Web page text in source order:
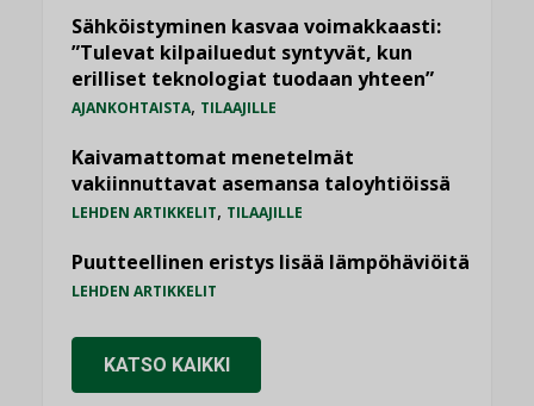
Sähköistyminen kasvaa voimakkaasti:
”Tulevat kilpailuedut syntyvät, kun
erilliset teknologiat tuodaan yhteen”
AJANKOHTAISTA, TILAAJILLE
Kaivamattomat menetelmät
vakiinnuttavat asemansa taloyhtiöissä
LEHDEN ARTIKKELIT, TILAAJILLE
Puutteellinen eristys lisää lämpöhäviöitä
LEHDEN ARTIKKELIT
KATSO KAIKKI